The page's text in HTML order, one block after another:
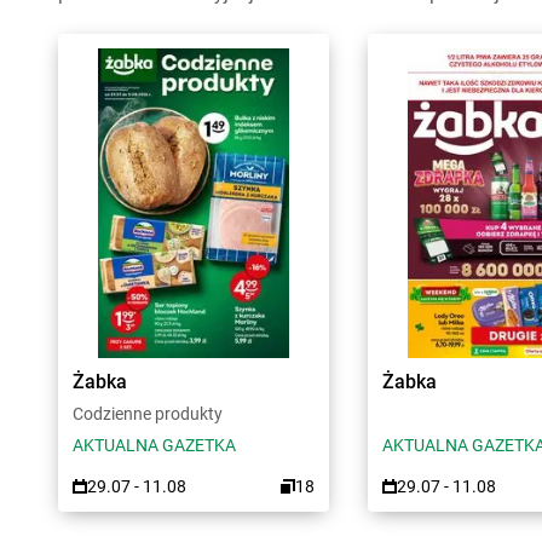
Żabka
Codzienne produkty
AKTUALNA GAZETKA
29.07 - 11.08 18
Żabka
AKTUALNA
29.07 - 11.08